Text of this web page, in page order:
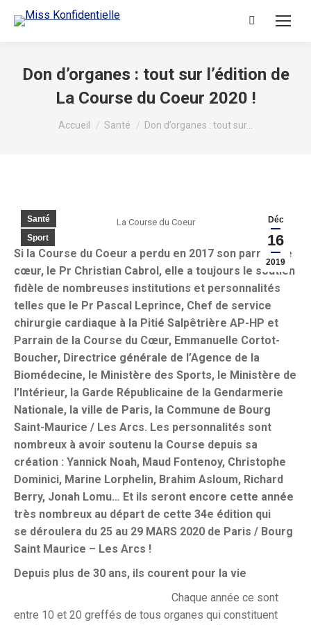
Recherche
Don d’organes : tout sur l’édition de
La Course du Coeur 2020 !
Vous êtes ici :
Accueil Santé Don d’organes : tout sur…
Déc
16
2019
Santé
Sport
La Course du Coeur
Si la Course du Coeur a perdu en 2017 son parrain de
cœur, le Pr Christian Cabrol, elle a toujours le soutien
fidèle de nombreuses institutions et personnalités
telles que le Pr Pascal Leprince, Chef de service
chirurgie cardiaque à la Pitié Salpêtrière AP-HP et
Parrain de la Course du Cœur, Emmanuelle Cortot-
Boucher, Directrice générale de l’Agence de la
Biomédecine, le Ministère des Sports, le Ministère de
l’Intérieur, la Garde Républicaine de la Gendarmerie
Nationale, la ville de Paris, la Commune de Bourg
Saint-Maurice / Les Arcs. Les personnalités sont
nombreux à avoir soutenu la Course depuis sa
création : Yannick Noah, Maud Fontenoy, Christophe
Dominici, Marine Lorphelin, Brahim Asloum, Richard
Berry, Jonah Lomu… Et ils seront encore cette année
très nombreux au départ de cette 34e édition qui
se déroulera du 25 au 29 MARS 2020 de Paris / Bourg
Saint Maurice – Les Arcs !
Depuis plus de 30 ans, ils courent pour la vie
Chaque année ce sont
entre 10 et 20 greffés de tous organes qui constituent